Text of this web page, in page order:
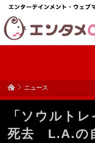
ニュース
「ソウルト
死去 L.A.の